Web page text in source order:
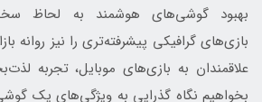
بهبود گوشی‌های هوشمند به لحاظ
بازی‌های گرافیکی پیشرفته‌‌تری را نیز روانه
علاقمندان به بازی‌های موبایل، تجربه
بخواهیم نگاه گذرایی به ویژگی‌های یک